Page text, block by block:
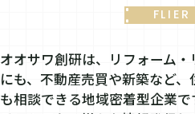
FLIER
オオサワ創研は、リフォーム
にも、不動産売買や新築など
も相談できる地域密着型企業で